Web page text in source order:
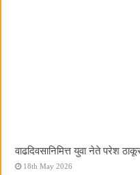
वाढदिवसानिमित्त युवा नेते परेश
18th May 2026